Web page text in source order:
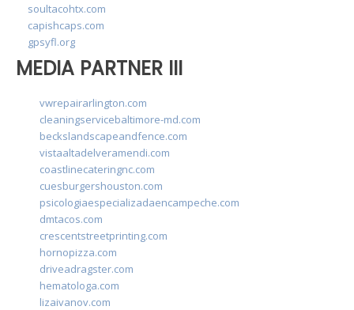
soultacohtx.com
capishcaps.com
gpsyfl.org
MEDIA PARTNER III
vwrepairarlington.com
cleaningservicebaltimore-md.com
beckslandscapeandfence.com
vistaaltadelveramendi.com
coastlinecateringnc.com
cuesburgershouston.com
psicologiaespecializadaencampeche.com
dmtacos.com
crescentstreetprinting.com
hornopizza.com
driveadragster.com
hematologa.com
lizaivanov.com